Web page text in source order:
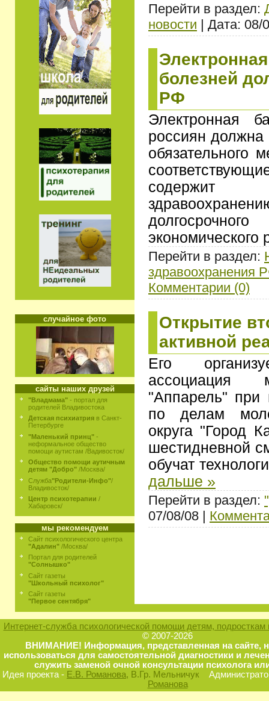
случайное фото
сайты наших друзей
"Владмама" - портал для
родителей Владивостока
Детская психиатрия в Санкт-
Петербурге
"Маленький принц" -
неформальное общество
помощи аутистам /Вадивосток/
Общество помощи аутичным
детям "Добро" /Москва/
Служба"Родители-Инфо"/
Владивосток/
Центр психотерапии /
Хабаровск/
мы рекомендуем
Сайт психологического центра
"Адалин" /Москва/
Портал для родителей
"Солнышко"
Сайт газеты
"Школьный психолог"
Сайт газеты
"Первое сентября"
Перейти в раздел:
новости | Дата: 08/
болезней
РФ
Электронная
россиян
обязательного
экономического
Перейти в раздел:
здравоохранения
Комментарии (0)
Открытие
активной
Его
ассоциация
"Аппарель" при
по делам
округа "Город
шестидневной
обучат
дальше »
Перейти в раздел:
07/08/08 |
Интернет-служба психологической помощи детям, подросткам
© 2007-2026
ВНИМАНИЕ! Информация, представленная на сайте,
использоваться для самостоятельной диагностики и
служить заменой очной консультации психолога
Идея проекта - Е.В. Романова, В.Гр. Мельничук
Романова